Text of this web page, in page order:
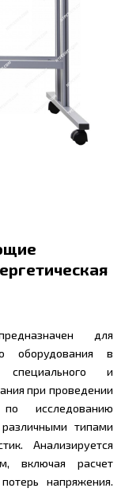
для
оборудования в
специального и
при проведении
по исследованию
типами
Анализируется
включая расчет
напряжения.